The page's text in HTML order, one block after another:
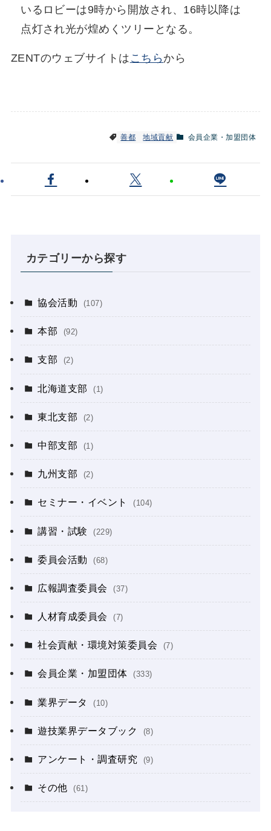
いるロビーは9時から開放され、16時以降は
点灯され光が煌めくツリーとなる。
ZENTのウェブサイトは こちら から
会員企業・加盟団体
善都 地域貢献
カテゴリーから探す
協会活動 (107)
本部 (92)
支部 (2)
北海道支部 (1)
東北支部 (2)
中部支部 (1)
九州支部 (2)
セミナー・イベント (104)
講習・試験 (229)
委員会活動 (68)
広報調査委員会 (37)
人材育成委員会 (7)
社会貢献・環境対策委員会 (7)
会員企業・加盟団体 (333)
業界データ (10)
遊技業界データブック (8)
アンケート・調査研究 (9)
その他 (61)